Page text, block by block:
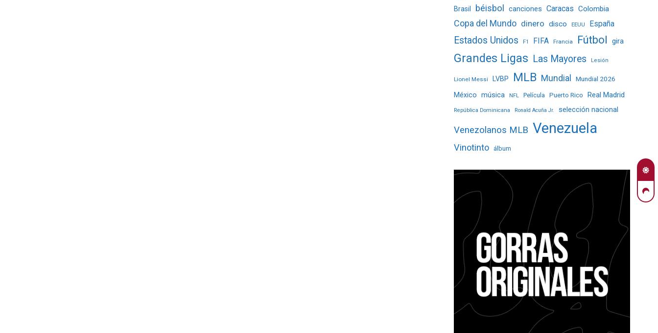
Brasil
béisbol canciones Caracas Colombia
Copa del Mundo dinero disco EEUU España
Estados Unidos F1 FIFA Francia Fútbol gira
Grandes Ligas Las Mayores Lesión
Lionel Messi LVBP MLB Mundial Mundial 2026
México música NFL Película Puerto Rico Real Madrid
República Dominicana Ronald Acuña Jr. selección nacional
Venezolanos MLB Venezuela
Vinotinto álbum